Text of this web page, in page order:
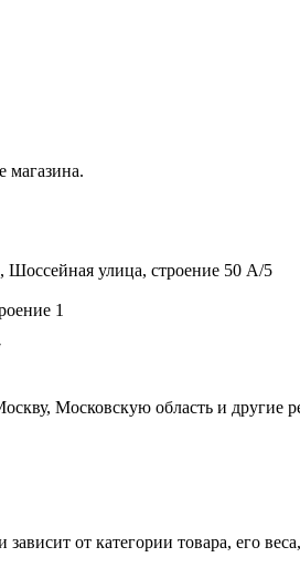
магазина.
Шоссейная улица, строение 50 А/5
1
Московскую область и
от категории товара, его